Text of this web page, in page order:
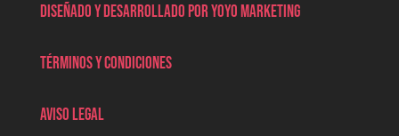
Diseñado y desarrollado por Yoyo marketing
Términos y condiciones
Aviso legal